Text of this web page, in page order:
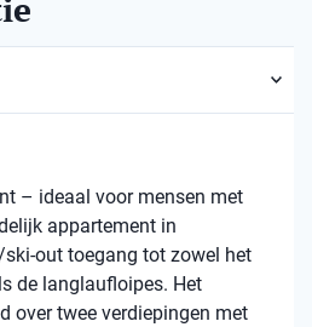
– ideaal voor mensen met
appartement in
out toegang tot zowel het
de langlaufloipes. Het
over twee verdiepingen met